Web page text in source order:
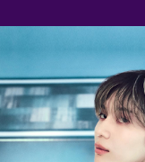
do YouTube Theater ,
da ação é
com som e
de todo o mundo à
Produzido pela